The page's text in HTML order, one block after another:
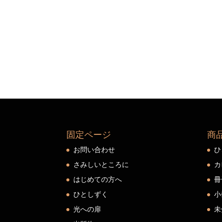
固定ページ
お問い合わせ
さみしいところに
はじめての方へ
ひとしずく
光への扉
商
ひ